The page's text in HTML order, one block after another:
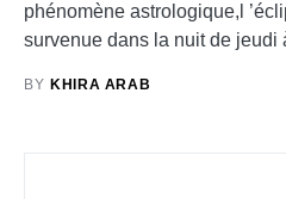
phénomène astrologique,l
survenue dans la nuit de jeudi
BY KHIRA ARAB